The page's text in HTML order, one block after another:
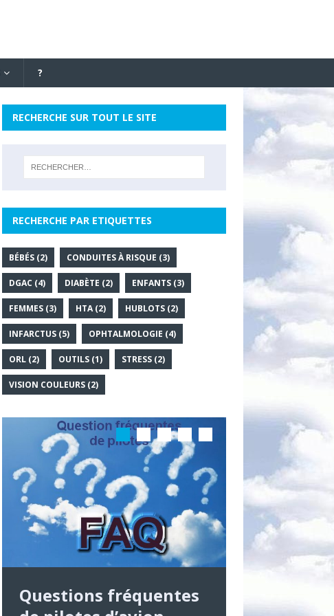
?
RECHERCHE SUR TOUT LE SITE
RECHERCHE PAR ETIQUETTES
BÉBÉS(2) CONDUITES À RISQUE (3)
DGAC (4) DIABÈTE (2) ENFANTS(3)
FEMMES(3) HTA(2) HUBLOTS(2)
INFARCTUS(5) OPHTALMOLOGIE (4)
ORL(2) OUTILS(1) STRESS(2)
VISION COULEURS(2)
Questions fréquentes